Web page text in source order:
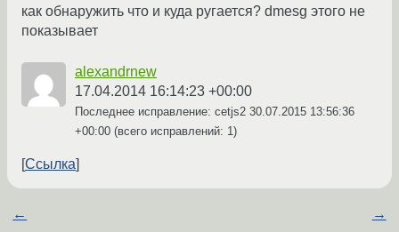
как обнаружить что и куда ругается? dmesg этого не
показывает
alexandrnew
17.04.2014 16:14:23 +00:00
Последнее исправление: cetjs2 30.07.2015 13:56:36
+00:00 (всего исправлений: 1)
Ссылка
← →